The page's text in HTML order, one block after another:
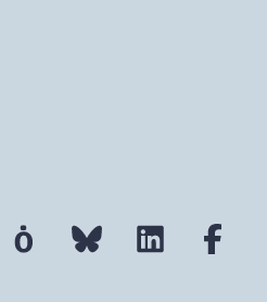
Mobilizon Bluesky LinkedIn